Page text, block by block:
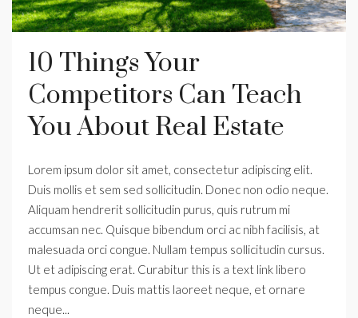
10 Things Your
Competitors Can Teach
You About Real Estate
Lorem ipsum dolor sit amet, consectetur adipiscing elit.
Duis mollis et sem sed sollicitudin. Donec non odio neque.
Aliquam hendrerit sollicitudin purus, quis rutrum mi
accumsan nec. Quisque bibendum orci ac nibh facilisis, at
malesuada orci congue. Nullam tempus sollicitudin cursus.
Ut et adipiscing erat. Curabitur this is a text link libero
tempus congue. Duis mattis laoreet neque, et ornare
neque...